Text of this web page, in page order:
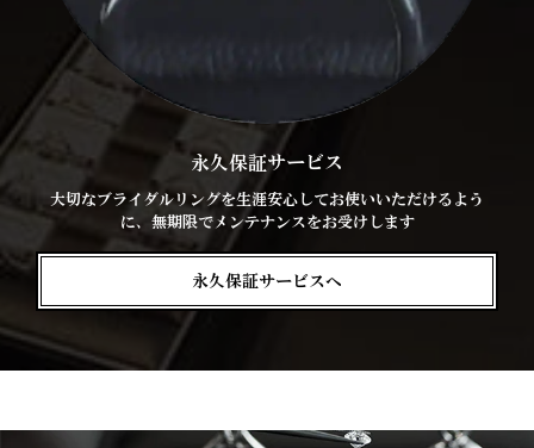
永久保証サービス
大切なブライダルリングを生涯安心してお使いいただけるよう
に、無期限でメンテナンスをお受けします
永久保証サービスへ